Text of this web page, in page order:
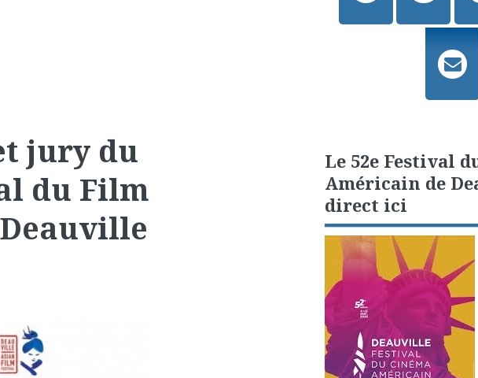
jury du
du Film
Le 52e Festival
Américain de
direct ici